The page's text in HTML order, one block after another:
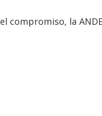
compromiso, la